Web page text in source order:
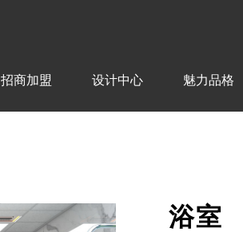
招商加盟 设计中心 魅力品格
浴室